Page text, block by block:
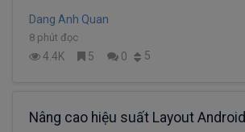
Dang Anh Quan
8 phút đọc
4.4K 5 0 5
Nâng cao hiệu suất Layout Android